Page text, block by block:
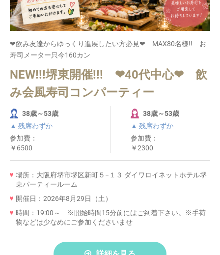
❤飲み友達からゆっくり進展したい方必見❤ MAX80名様!! お
寿司メーター只今160カン
NEW!!!堺東開催!!! ❤40代中心❤ 飲
み会風寿司コンパーティー
38歳～53歳
▲ 残席わずか
参加費：
￥6500
38歳～53歳
▲ 残席わずか
参加費：
￥2300
場所：大阪府堺市堺区新町５−１３ ダイワロイネットホテル堺
東パーティールーム
開催日：2026年8月29日（土）
時間：19:00～ ※開始時間15分前にはご到着下さい。※手荷
物などは少なめにご参加くださいませ